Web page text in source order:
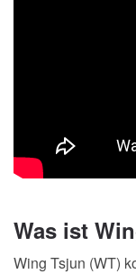
Was ist
Wing Tsjun (WT)